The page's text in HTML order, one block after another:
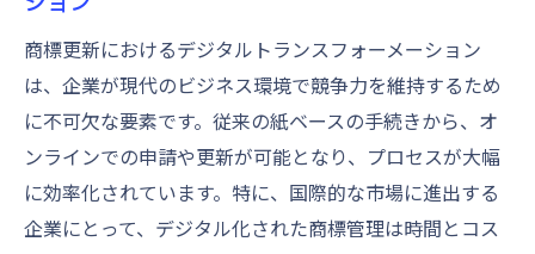
商標更新におけるデジタルトランスフォーメーション
は、企業が現代のビジネス環境で競争力を維持するため
に不可欠な要素です。従来の紙ベースの手続きから、オ
ンラインでの申請や更新が可能となり、プロセスが大幅
に効率化されています。特に、国際的な市場に進出する
企業にとって、デジタル化された商標管理は時間とコス